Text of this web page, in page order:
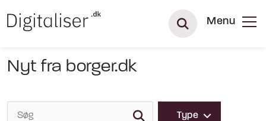
Menu
Nyt fra borger.dk
Type